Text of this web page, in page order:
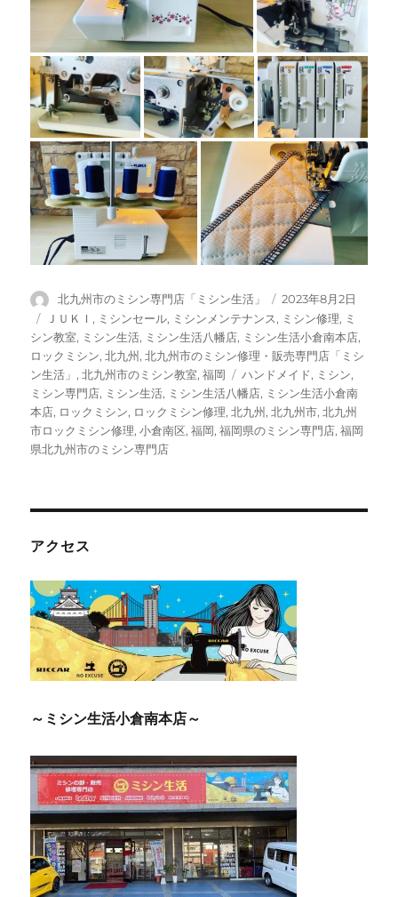
投
稿
者
北九州市のミシン専門店「ミシン生活」
投
稿
日:
2023年8月2日
カ
テ
ゴ
リ
ー
ＪＵＫＩ , ミシンセール, ミシンメンテナンス, ミシン修理, ミ
シン教室, ミシン生活, ミシン生活八幡店, ミシン生活小倉南本店,
ロックミシン,北九州,北九州市のミシン修理・販売専門店「ミシ
ン生活」 ,北九州市のミシン教室,福岡
タ
グ
ハンドメイド, ミシン,
ミシン専門店, ミシン生活, ミシン生活八幡店, ミシン生活小倉南
本店, ロックミシン, ロックミシン修理,北九州,北九州市,北九州
市ロックミシン修理,小倉南区,福岡,福岡県のミシン専門店,福岡
県北九州市のミシン専門店
アクセス
～ミシン生活小倉南本店～